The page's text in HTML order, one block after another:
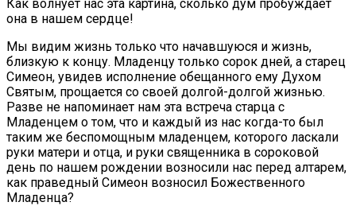
Как волнует нас эта картина, сколько дум пробуждает
она в нашем сердце!
Мы видим жизнь только что начавшуюся и жизнь,
близкую к концу. Младенцу только сорок дней, а старец
Симеон, увидев исполнение обещанного ему Духом
Святым, прощается со своей долгой-долгой жизнью.
Разве не напоминает нам эта встреча старца с
Младенцем о том, что и каждый из нас когда-то был
таким же беспомощным младенцем, которого ласкали
руки матери и отца, и руки священника в сороковой
день по нашем рождении возносили нас перед алтарем,
как праведный Симеон возносил Божественного
Младенца?